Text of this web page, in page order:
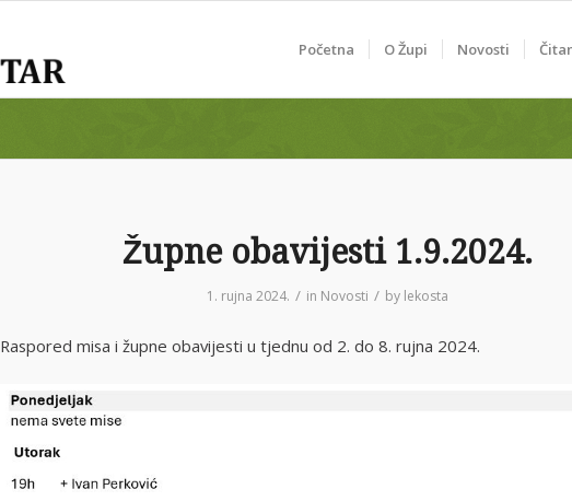
Početna O Župi Novosti
Župne obavijesti 1.9.2024.
1. rujna 2024. / in Novosti / by lekosta
Raspored misa i župne obavijesti u tjednu od 2. do 8. rujna 2024.